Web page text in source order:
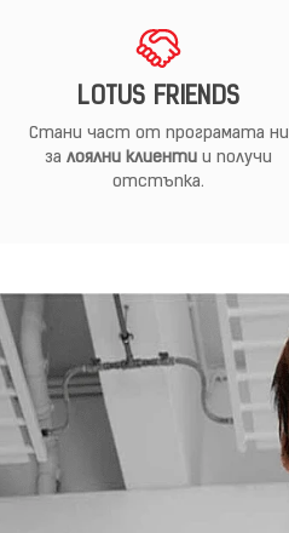
LOTUS FRIENDS
Стани част от програмата ни
залоялни клиенти и получи
отстъпка.